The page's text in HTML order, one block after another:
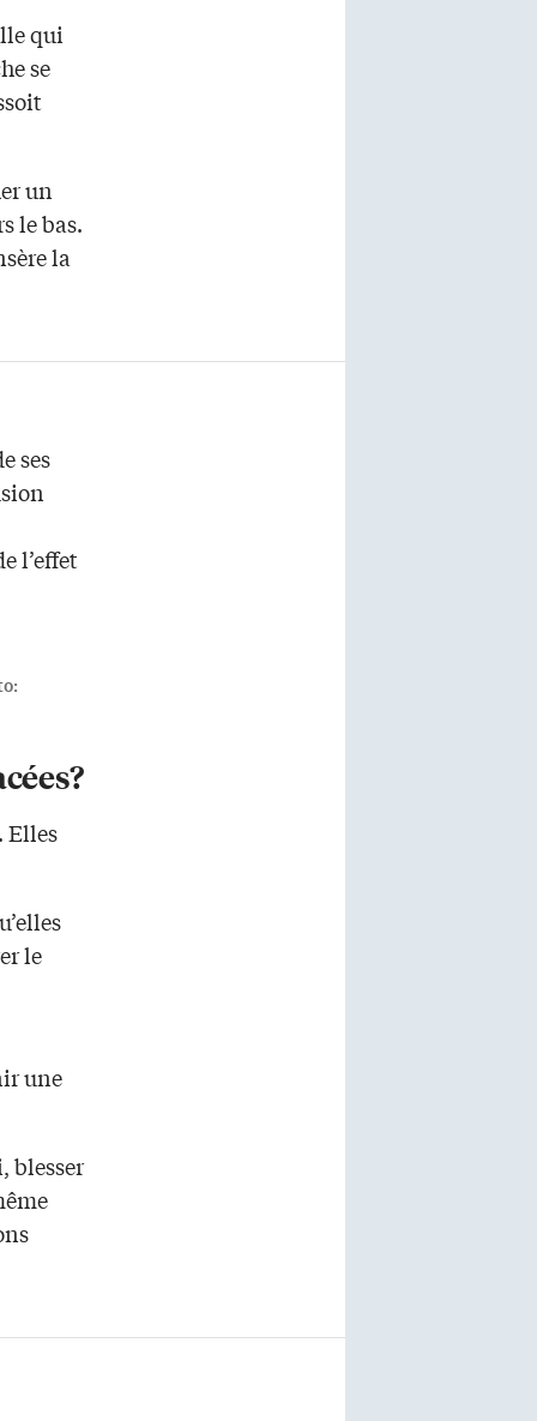
qui
se
un
le bas.
la
ses
l’effet
Elles
le
une
blesser